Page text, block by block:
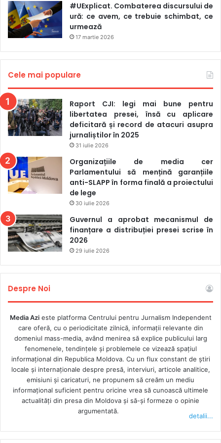
Jurnalism Independent (CJI) și Asociaţia Presei
Electronice (APEL).
#UExplicat. Combaterea discursului de
ură: ce avem, ce trebuie schimbat, ce
urmează
17 martie 2026
Cele mai populare
Raport CJI: legi mai bune pentru
libertatea presei, însă cu aplicare
deficitară și record de atacuri asupra
jurnaliștilor în 2025
31 iulie 2026
Organizațiile de media cer
Parlamentului să mențină garanțiile
anti-SLAPP în forma finală a proiectului
de lege
30 iulie 2026
Guvernul a aprobat mecanismul de
finanțare a distribuției presei scrise în
2026
29 iulie 2026
Despre Noi
Media Azieste platforma Centrului pentru Jurnalism Independent
care oferă, cu o periodicitate zilnică, informații relevante din
domeniul mass-media, având menirea să explice publicului larg
fenomenele, tendințele și problemele ce vizează spațiul
informațional din Republica Moldova. Cu un flux constant de ştiri
locale şi internaţionale despre presă, interviuri, articole analitice,
emisiuni și caricaturi, ne propunem să creăm un mediu
informaţional suficient pentru oricine vrea să cunoască ultimele
actualităţi din presa din Moldova şi să-şi formeze o opinie
argumentată.
detalii...